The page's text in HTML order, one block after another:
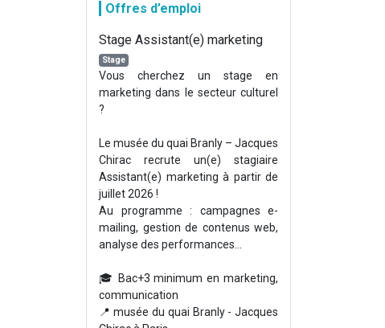
Offres d’emploi
Stage Assistant(e) marketing
Stage
Vous cherchez un stage en
marketing dans le secteur culturel
?
Le musée du quai Branly – Jacques
Chirac recrute un(e) stagiaire
Assistant(e) marketing à partir de
juillet 2026 !
Au programme : campagnes e-
mailing, gestion de contenus web,
analyse des performances...
🎓 Bac+3 minimum en marketing,
communication
📍 musée du quai Branly - Jacques